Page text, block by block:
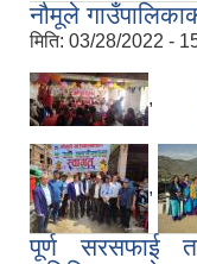
नौमूले
मिति: 03/28/2022 -
,
,
पूर्ण सरसफाई